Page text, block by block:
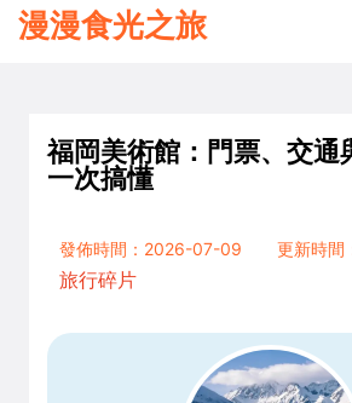
漫漫食光之旅
福岡美術館：門票、交通
一次搞懂
發佈時間：2026-07-09
更新時
旅行碎片